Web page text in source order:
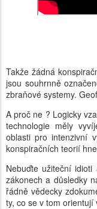
Takže žádná
jsou souhrnně
zbraňové systemy.
A proč ne ? Logicky
technologie měly
oblasti pro intenzivní
konspiračních teorií
Nebuďte užiteční
zákonech a důsledky
řádně vědecky
ty, co se v tom